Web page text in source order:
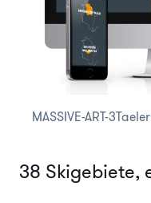
MASSIVE-ART-
38 Skigebiete,